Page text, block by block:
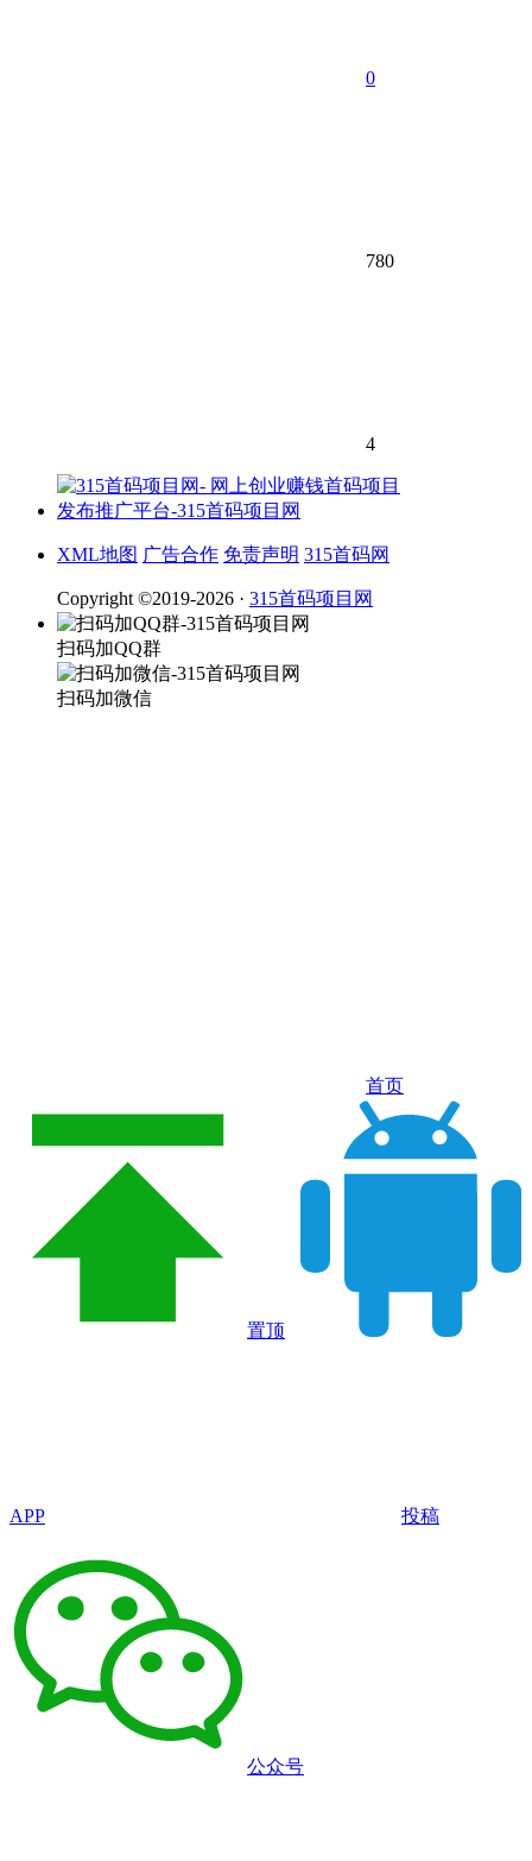
0
780
4
XML地图 广告合作 免责声明 315首码网
Copyright ©2019-2026 · 315首码项目网
扫码加QQ群
扫码加微信
首页
置顶
APP 投稿
公众号